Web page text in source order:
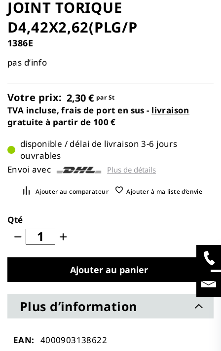
the
beginning
of
the
images
gallery
JOINT TORIQUE
D4,42X2,62(PLG/P
1386E
pas d’info
Votre prix: 2,30 € par St
TVA incluse, frais de port en sus - livraison
gratuite à partir de 100 €
disponible / délai de livraison 3-6 jours
ouvrables
Envoi avec
Plus de détails
Ajouter au comparateur Ajouter à ma liste d’envie
Qté
Ajouter au panier
Plus d’information
Plus
4000903138622